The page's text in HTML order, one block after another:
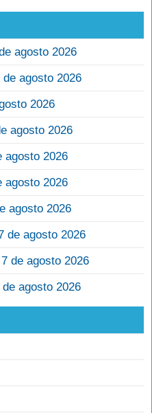
agosto 2026
agosto 2026
2026
agosto 2026
agosto 2026
agosto 2026
agosto 2026
de agosto 2026
de agosto 2026
agosto 2026